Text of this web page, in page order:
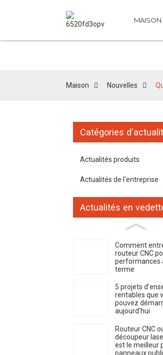
MAISON
Maison Nouvelles
Catégories
Actualités produits
Actualités de l'entreprise
Actualités en
Comment
routeur CNC
performances
terme
5 projets
rentables que
pouvez
aujourd'hui
Routeur CNC
découpeur
est le meilleur
panneaux